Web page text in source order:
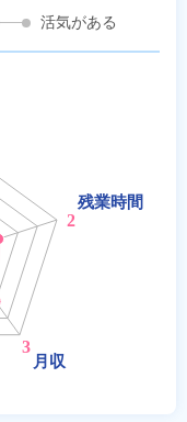
活気がある